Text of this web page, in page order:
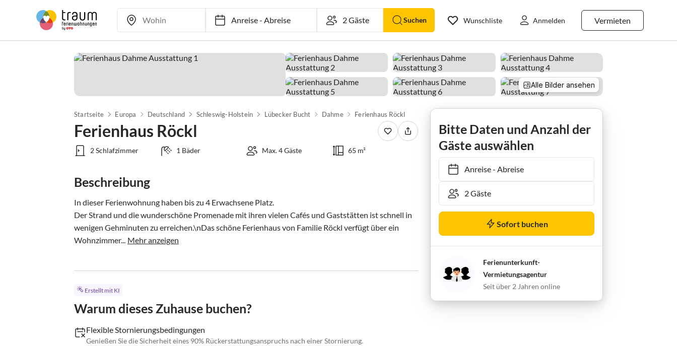
Anreise-Abreise Suchen Vermieten
Wunschliste Anmelden
Alle Bilder ansehen
Startseite Europa Deutschland Schleswig-Holstein Lübecker Bucht Dahme Ferienhaus Röckl
Ferienhaus Röckl
2 Schlafzimmer 1 Bäder Max. 4 Gäste 65 m²
Beschreibung
In dieser Ferienwohnung haben bis zu 4 Erwachsene Platz.
Der Strand und die wunderschöne Promenade mit ihren vielen Cafés und Gaststätten ist schnell in
wenigen Gehminuten zu erreichen.\nDas schöne Ferienhaus von Familie Röckl verfügt über ein
Wohnzimmer... Mehr anzeigen
Erstellt mit KI
Warum dieses Zuhause buchen?
Flexible Stornierungsbedingungen
Genießen Sie die Sicherheit eines 90% Rückerstattungsanspruchs nach einer Stornierung.
Bitte Daten und Anzahl der
Gäste auswählen
Anreise- Abreise
Sofort buchen
Ferienunterkunft-
Vermietungsagentur
Seit über 2 Jahren online